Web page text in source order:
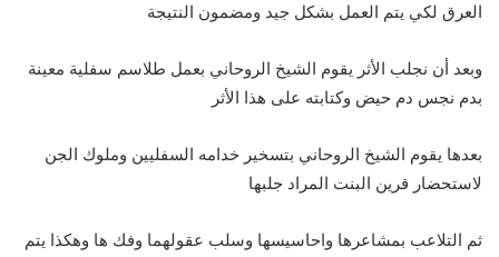
العرق لكي يتم العمل بشكل جيد ومضمون النتيجة
وبعد أن نجلب الأثر يقوم الشيخ الروحاني بعمل طلاسم سفلية معينة
بدم نجس دم حيض وكتابته على هذا الأثر
بعدها يقوم الشيخ الروحاني بتسخير خدامه السفليين وملوك الجن
لاستحضار قرين البنت المراد جلبها
ثم التلاعب بمشاعرها واحاسيسها وسلب عقولهما وفك ها وهكذا يتم